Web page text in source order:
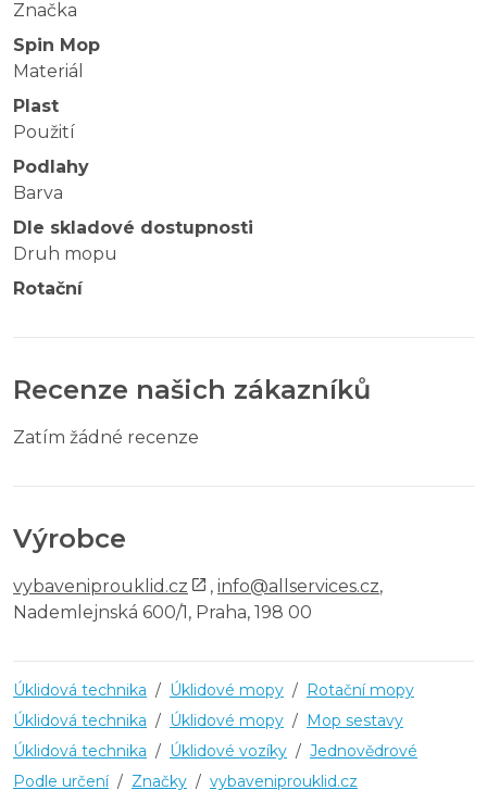
Značka
Spin Mop
Materiál
Plast
Použití
Podlahy
Barva
Dle skladové dostupnosti
Druh mopu
Rotační
Recenze našich zákazníků
Zatím žádné recenze
Výrobce
vybaveniprouklid.cz , info@allservices.cz,
Nademlejnská 600/1, Praha, 198 00
Úklidová technika / Úklidové mopy /
Rotační mopy
Úklidová technika / Úklidové mopy /
Mop sestavy
Úklidová technika / Úklidové vozíky / Jednovědrové
Podle určení / Značky / vybaveniprouklid.cz